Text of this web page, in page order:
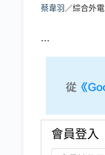
蔡韋羽 ／綜合外電
...
會員登入